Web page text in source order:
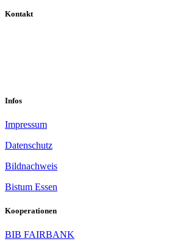
Kontakt
Infos
Impressum
Datenschutz
Bildnachweis
Bistum Essen
Kooperationen
BIB FAIRBANK